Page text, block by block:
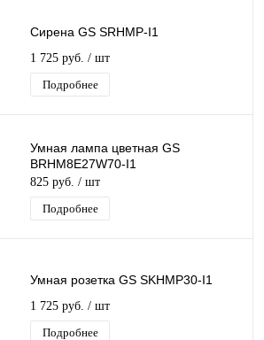
Сирена GS SRHMP-I1
1 725 руб. / шт
Подробнее
Умная лампа цветная GS
BRHM8E27W70-I1
825 руб. / шт
Подробнее
Умная розетка GS SKHMP30-I1
1 725 руб. / шт
Подробнее